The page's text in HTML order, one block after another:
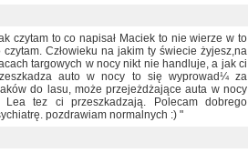
czytam to co napisał Maciek to nie wierze w to
czytam. Człowieku na jakim ty świecie żyjesz,na
targowych w nocy nikt nie handluje, a jak ci
auto w nocy to się wyprowad¼ za
do lasu, może przejeżdżające auta w nocy
Lea tez ci przeszkadzają. Polecam dobrego
pozdrawiam normalnych :) "